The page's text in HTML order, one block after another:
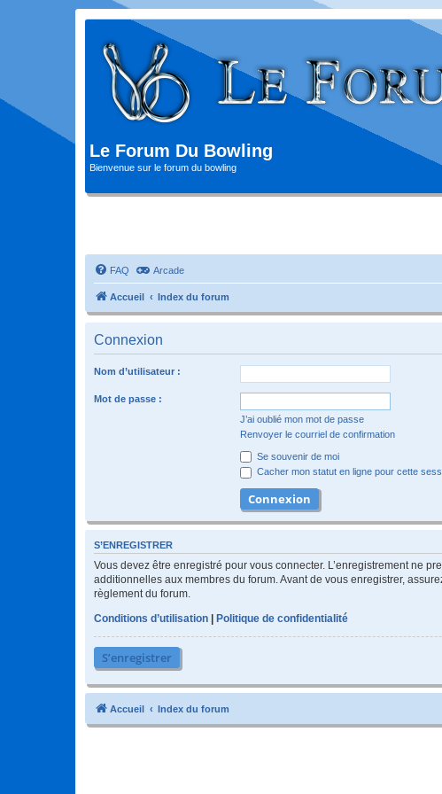
Le Forum Du Bowling
Bienvenue sur le forum du bowling
FAQ Arcade
Accueil Index du forum
Connexion
Nom d’utilisateur :
Mot de passe :
J’ai oublié mon mot de passe
Renvoyer le courriel de confirmation
Se souvenir de moi
Cacher mon statut en ligne pour cette
S’ENREGISTRER
Vous devez être enregistré pour vous connecter. L’enregistrement ne
additionnelles aux membres du forum. Avant de vous enregistrer,
règlement du forum.
Conditions d’utilisation
Politique de confidentialité
S’enregistrer
Accueil Index du forum